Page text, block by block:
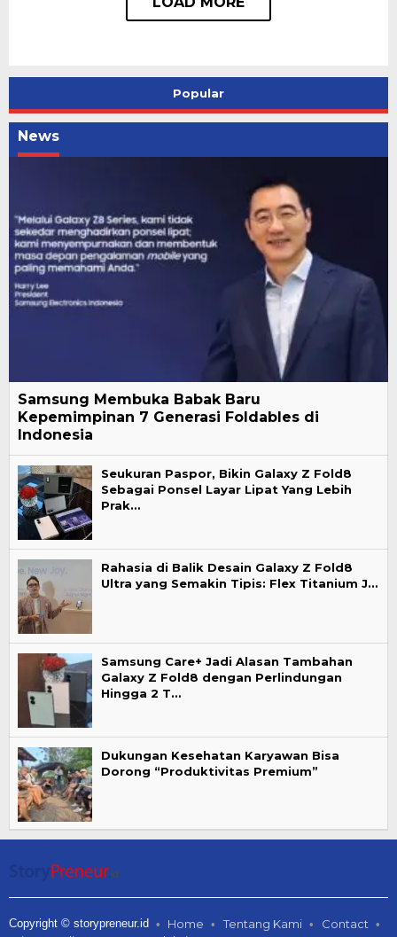
Popular
News
Samsung Membuka Babak Baru
Kepemimpinan 7 Generasi Foldables di
Indonesia
Seukuran Paspor, Bikin Galaxy Z Fold8
Sebagai Ponsel Layar Lipat Yang Lebih
Prak…
Rahasia di Balik Desain Galaxy Z Fold8
Ultra yang Semakin Tipis: Flex Titanium J…
Samsung Care+ Jadi Alasan Tambahan
Galaxy Z Fold8 dengan Perlindungan
Hingga 2 T…
Dukungan Kesehatan Karyawan Bisa
Dorong “Produktivitas Premium”
Copyright © storypreneur.id Home Tentang Kami
Contact